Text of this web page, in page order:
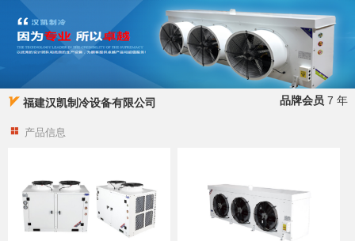
福建汉凯制冷设备有限公司 品牌会员 7 年
产品信息